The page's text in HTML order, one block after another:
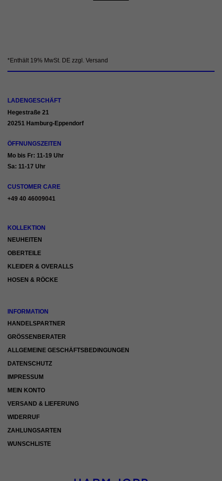
LADENGESCHÄFT
Hegestraße 21
20251 Hamburg-Eppendorf
ÖFFNUNGSZEITEN
Mo bis Fr: 11-19 Uhr
Sa: 11-17 Uhr
CUSTOMER CARE
+49 40 46009041
KOLLEKTION
NEUHEITEN
OBERTEILE
KLEIDER & OVERALLS
HOSEN & RÖCKE
INFORMATION
HANDELSPARTNER
GRÖSSENBERATER
ALLGEMEINE GESCHÄFTSBEDINGUNGEN
DATENSCHUTZ
IMPRESSUM
MEIN KONTO
VERSAND & LIEFERUNG
WIDERRUF
ZAHLUNGSARTEN
WUNSCHLISTE